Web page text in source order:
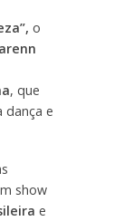
o
, que
dança e
show
e